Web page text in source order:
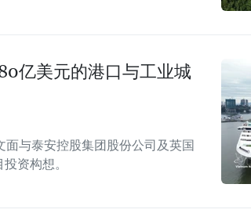
亿美元的港口与工业城
与泰安控股集团股份公司及英国
资构想。